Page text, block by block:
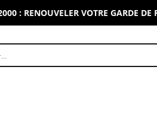
: RENOUVELER VOTRE GARDE DE
un produit